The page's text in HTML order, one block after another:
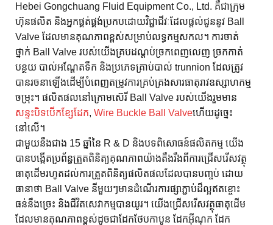
Hebei Gongchuang Fluid Equipment Co., Ltd. គឺជាក្រុម
ហ៊ុនផលិត និងអ្នកផ្គត់ផ្គង់ប្រកបដោយវិជ្ជាជីវៈដែលផ្តល់ជូននូវ Ball
Valve ដែលមានគុណភាពខ្ពស់សម្រាប់លទ្ធកម្មសកល។ ការចាត់
ថ្នាក់ Ball Valve របស់យើងគ្របដណ្តប់ច្រកពេញលេញ ច្រកកាត់
បន្ថយ បាល់អណ្តែតទឹក និងប្រភេទគ្រាប់បាល់ trunnion ដែលត្រូវ
បានរចនាឡើងដើម្បីបំពេញតម្រូវការគ្រប់គ្រងសារធាតុរាវឧស្សាហកម្ម
ចម្រុះ។ ផលិតផលនៅក្រោមស៊េរី Ball Valve របស់យើងរួមមាន
សន្ទះបិទបើកខ្សែដែក, Wire Buckle Ball Valveហើយដូច្នេះ
នៅលើ។
ជាមួយនឹងជាង 15 ឆ្នាំនៃ R & D និងបទពិសោធន៍ផលិតកម្ម យើង
បានបង្កើតប្រព័ន្ធត្រួតពិនិត្យគុណភាពយ៉ាងតឹងរឹងពីការជ្រើសរើសវត្ថុ
ធាតុដើមរហូតដល់ការត្រួតពិនិត្យផលិតផលដែលបានបញ្ចប់ ដោយ
ធានាថា Ball Valve នីមួយៗមានដំណើរការផ្សាភ្ជាប់ដ៏ល្អឥតខ្ចោះ
ធន់នឹងច្រេះ និងជីវិតសេវាកម្មបានយូរ។ យើងជ្រើសរើសវត្ថុធាតុដើម
ដែលមានគុណភាពខ្ពស់ដូចជាដែកថែបកាបូន ដែកអ៊ីណុក ដែក